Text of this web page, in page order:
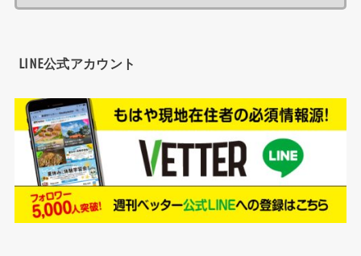
LINE公式アカウント